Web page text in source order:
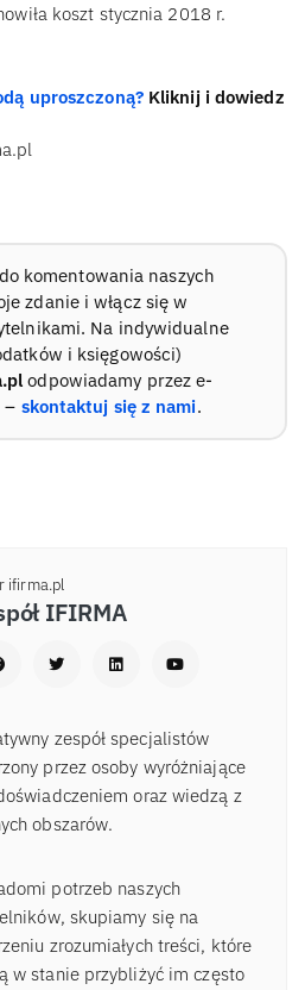
koszt stycznia 2018 r.
uproszczoną?Kliknij i dowiedz
komentowania naszych
zdanie i włącz się w
Na indywidualne
i księgowości)
odpowiadamy przez e-
– skontaktuj się z nami.
ifirma.pl
IFIRMA
zespół specjalistów
przez osoby wyróżniające
oraz wiedzą z
obszarów.
potrzeb naszych
skupiamy się na
zrozumiałych treści, które
w stanie przybliżyć im często